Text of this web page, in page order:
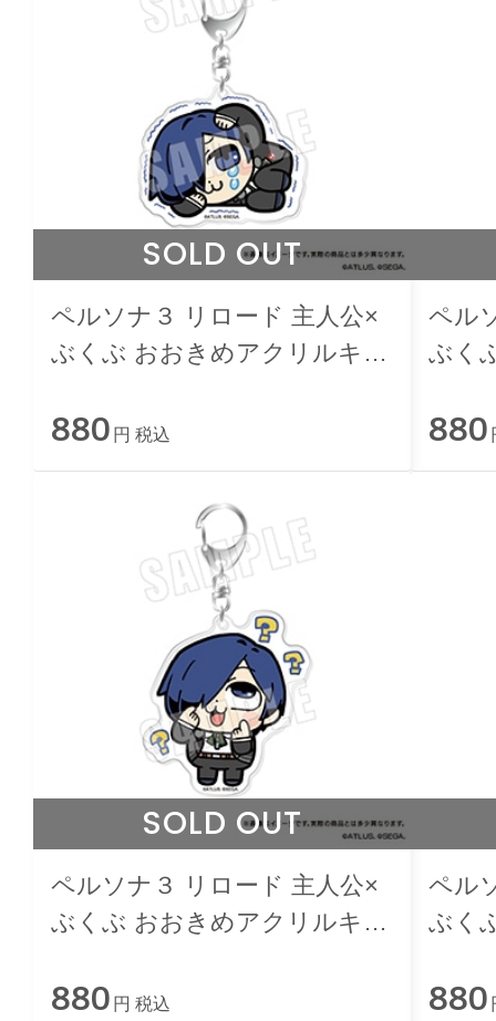
SOLD OUT
ペルソナ３ リロード 主人公×
ぶくぶ おおきめアクリルキー
880 円 税込
ペル
ぶく
880
SOLD OUT
ペルソナ３ リロード 主人公×
ぶくぶ おおきめアクリルキー
880 円 税込
ペル
ぶく
880